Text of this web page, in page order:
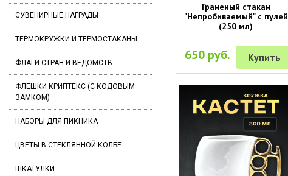
СУВЕНИРНЫЕ НАГРАДЫ
ТЕРМОКРУЖКИ И ТЕРМОСТАКАНЫ
ФЛАГИ СТРАН И ВЕДОМСТВ
ФЛЕШКИ КРИПТЕКС (С КОДОВЫМ
ЗАМКОМ)
НАБОРЫ ДЛЯ ПИКНИКА
ЦВЕТЫ В СТЕКЛЯННОЙ КОЛБЕ
ШКАТУЛКИ
Граненый стакан
"Непробиваемый" с пулей
(250 мл)
650 руб. Купить